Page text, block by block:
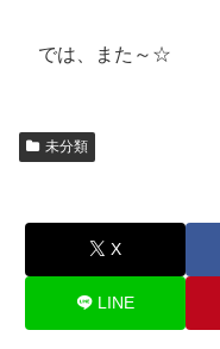
では、また～☆
未分類
X
LINE